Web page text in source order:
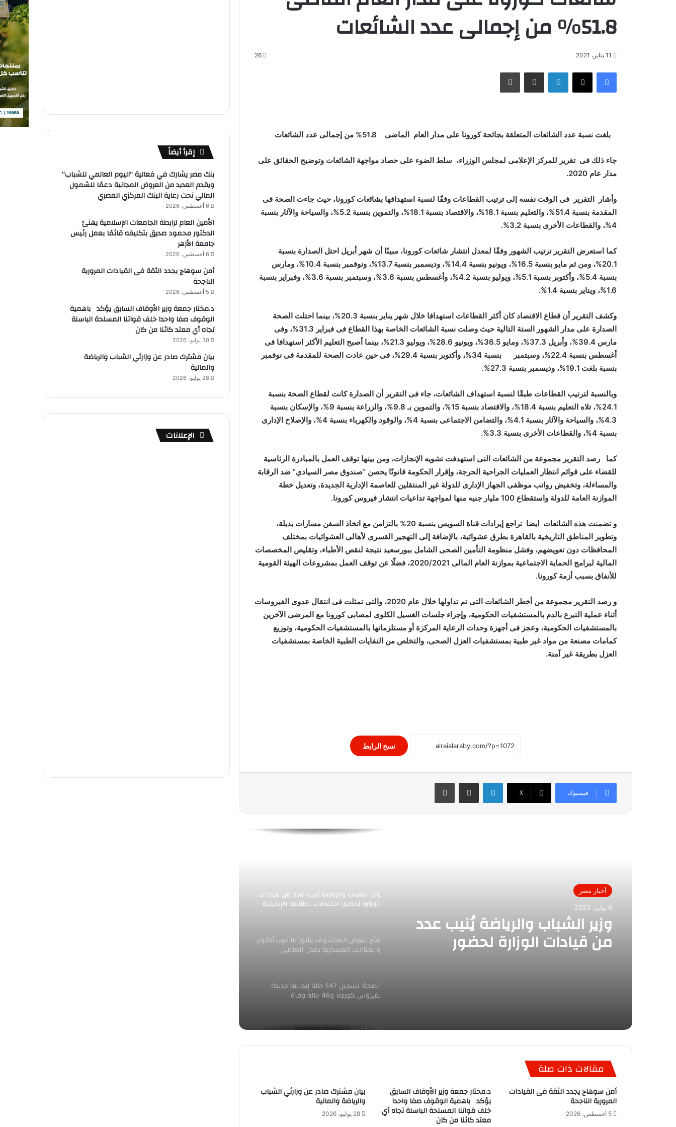
51.8% من إجمالى عدد الشائعات
11 يناير، 2021 26
فيسبوك X لينكدإن مشاركة عبر البريد طباعة
بلغت نسبة عدد الشائعات المتعلقة بجائحة كورونا على مدار العام الماضى 51.8% من إجمالى عدد الشائعات
جاء ذلك فى تقرير للمركز الإعلامى لمجلس الوزراء، سلط الضوء على حصاد مواجهة الشائعات وتوضيح الحقائق على
مدار عام 2020.
وأشار التقرير فى الوقت نفسه إلى ترتيب القطاعات وفقًا لنسبة استهدافها بشائعات كورونا، حيث جاءت الصحة فى
المقدمة بنسبة 51.4%، والتعليم بنسبة 18.1%، والاقتصاد بنسبة 18.1%، والتموين بنسبة 5.2%، والسياحة والآثار بنسبة
4%، والقطاعات الأخرى بنسبة 3.2%.
كما استعرض التقرير ترتيب الشهور وفقًا لمعدل انتشار شائعات كورونا، مبينًا أن شهر أبريل احتل الصدارة بنسبة
20.1%، ومن ثم مايو بنسبة 16.5%، ويونيو بنسبة 14.4%، وديسمبر بنسبة 13.7%، ونوفمبر بنسبة 10.4%، ومارس
بنسبة 5.4%، وأكتوبر بنسبة 5.1%، ويوليو بنسبة 4.2%، وأغسطس بنسبة 3.6%، وسبتمبر بنسبة 3.6%، وفبراير بنسبة
1.6%، ويناير بنسبة 1.4%.
وكشف التقرير أن قطاع الاقتصاد كان أكثر القطاعات استهدافا خلال شهر يناير بنسبة 20.3%، بينما احتلت الصحة
الصدارة على مدار الشهور الستة التالية حيث وصلت نسبة الشائعات الخاصة بهذا القطاع فى فبراير 31.3%، وفى
مارس 39.4%، وأبريل 37.3%، ومايو 36.5%، ويونيو 28.6%، ويوليو 21.3%، بينما أصبح التعليم الأكثر استهدافا فى
أغسطس بنسبة 22.4%، وسبتمبر بنسبة 34%، وأكتوبر بنسبة 29.4%، فى حين عادت الصحة للمقدمة فى نوفمبر
بنسبة بلغت 19.1%، وديسمبر بنسبة 27.3%.
وبالنسبة لترتيب القطاعات طبقًا لنسبة استهداف الشائعات، جاء فى التقرير أن الصدارة كانت لقطاع الصحة بنسبة
24.1%، تلاه التعليم بنسبة 18.4%، والاقتصاد بنسبة 15%، والتموين بـ 9.8%، والزراعة بنسبة 9%، والإسكان بنسبة
4.3%، والسياحة والآثار بنسبة 4.1%، والتضامن الاجتماعى بنسبة 4%، والوقود والكهرباء بنسبة 4%، والإصلاح الإدارى
بنسبة 4%، والقطاعات الأخرى بنسبة 3.3%.
كما رصد التقرير مجموعة من الشائعات التى استهدفت تشويه الإنجازات، ومن بينها توقف العمل بالمبادرة الرئاسية
للقضاء على قوائم انتظار العمليات الجراحية الحرجة، وإقرار الحكومة قانونًا يحصن “صندوق مصر السيادي” ضد الرقابة
والمساءلة، وتخفيض رواتب موظفى الجهاز الإدارى للدولة غير المنتقلين للعاصمة الإدارية الجديدة، وتعديل خطة
الموازنة العامة للدولة واستقطاع 100 مليار جنيه منها لمواجهة تداعيات انتشار فيروس كورونا.
و تضمنت هذه الشائعات ايضا تراجع إيرادات قناة السويس بنسبة 20% بالتزامن مع اتخاذ السفن مسارات بديلة،
وتطوير المناطق التاريخية بالقاهرة بطرق عشوائية، بالإضافة إلى التهجير القسرى لأهالى العشوائيات بمختلف
المحافظات دون تعويضهم، وفشل منظومة التأمين الصحى الشامل ببورسعيد نتيجة لنقص الأطباء، وتقليص المخصصات
المالية لبرامج الحماية الاجتماعية بموازنة العام المالى 2020/2021، فضلًا عن توقف العمل بمشروعات الهيئة القومية
للأنفاق بسبب أزمة كورونا.
و رصد التقرير مجموعة من أخطر الشائعات التى تم تداولها خلال عام 2020، والتى تمثلت فى انتقال عدوى الفيروسات
أثناء عملية التبرع بالدم بالمستشفيات الحكومية، وإجراء جلسات الغسيل الكلوى لمصابى كورونا مع المرضى الآخرين
بالمستشفيات الحكومية، وعجز فى أجهزة وحدات الرعاية المركزة أو مستلزماتها بالمستشفيات الحكومية، وتوزيع
كمامات مصنعة من مواد غير طبية بمستشفيات العزل الصحى، والتخلص من النفايات الطبية الخاصة بمستشفيات
العزل بطريقة غير آمنة.
نسخ الرابط
فيسبوك X
لينكدإن مشاركة عبر البريد طباعة
أخبار مصر
6 يناير، 2023
وزير الشباب والرياضة يُنيب عدد
من قيادات الوزارة لحضور
احتفالات الطائفة الإنجيلية بعيد
“مصر الصناعية الرقمية”.. منصة شاملة
لتحويل الخدمات الصناعية إلى تجربة رقمية
متطورة
تبابن مؤشرات البورصة المصرية فى الافتتاح
ومساعده الذكي “عبقرينو” وقبول
وزير الشباب والرياضة يُنيب عدد من قيادات
الوزارة لحضور احتفالات الطائفة الإنجيلية
فتح العرض المكشوف ببانوراما حرب أكتوبر
والمتاحف العسكرية بمدن العلمين
وبورسعيد والمتحف الحربى بالقلعة مجاناً
الصحة: تسجيل 547 حالة إيجابية جديدة
بفيروس كورونا و46 حالة وفاة
مصر تشارك في دورة مجلس الاتحاد
لتحويل الخدمات الصناعية إلى تجربة رقمية
متطورة
مقالات ذات صلة
أمن سوهاج يجدد الثقة فى القيادات
المرورية الناجحة
5 أغسطس، 2026
د.مختار جمعة وزير الأوقاف السابق
يؤكد باهمية الوقوف صفا واحدا
خلف قواتنا المسلحة الباسلة تجاه أي
معتد كائنا من كان
بيان مشترك صادر عن وزارتَي الشباب
والرياضة والمالية
28 يوليو، 2026
إقرأ أيضاً
بنك مصر يشارك في فعالية “اليوم العالمي للشباب”
ويقدم العديد من العروض المجانية دعمًا للشمول
المالي تحت رعاية البنك المركزي المصري
6 أغسطس، 2026
الأمين العام لرابطة الجامعات الإسلامية يهنئ
الدكتور محمود صديق بتكليفه قائمًا بعمل رئيس
جامعة الأزهر
6 أغسطس، 2026
أمن سوهاج يجدد الثقة فى القيادات المرورية
الناجحة
5 أغسطس، 2026
د.مختار جمعة وزير الأوقاف السابق يؤكد باهمية
الوقوف صفا واحدا خلف قواتنا المسلحة الباسلة
تجاه أي معتد كائنا من كان
30 يوليو، 2026
بيان مشترك صادر عن وزارتَي الشباب والرياضة
والمالية
28 يوليو، 2026
الإعلانات